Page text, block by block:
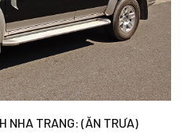
NHA TRANG: (ĂN TRƯA)